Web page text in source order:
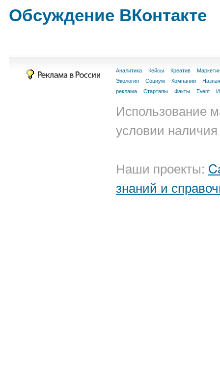
Обсуждение ВКонтакте
Аналитика Кейсы Креатив
Экология
Социум Компании
реклама
Стартапы Факты Event
Использование
условии
Наши проекты:
знаний и